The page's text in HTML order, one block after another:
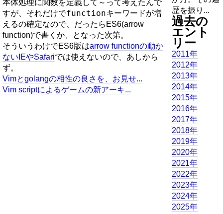
本体処理に関数を定義して～って考えたんで
すが、それだけでfunctionキーワードが増
えるの確定なので、だったらES6(arrow
function)で書くか、となった次第。
そういうわけでES6版はarrow functionの動か
ないIEやSafariでは使えないので、あしから
ず。
Vimとgolangの相性の良さを、お見せ...
Vim scriptによるゲームの新アーキ...
歴を振り...
過去の
エント
リー
2011年
2012年
2013年
2014年
2015年
2016年
2017年
2018年
2019年
2020年
2021年
2022年
2023年
2024年
2025年